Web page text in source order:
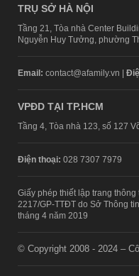
TRỤ SỞ HÀ NỘI
Tầng 21, Tòa nhà Center
Nguyễn Huy Tưởng, phường
Email: contact@afamily.vn |
VPĐD TẠI TP.HCM
Tầng 4, Tòa nhà 123, số 127
Điện thoại: 028 7307 7979
Giấy phép thiết lập trang
2217/GP-TTĐT do Sở Thông
tháng 4 năm 2019
© Copyright 2008 - 2024 –